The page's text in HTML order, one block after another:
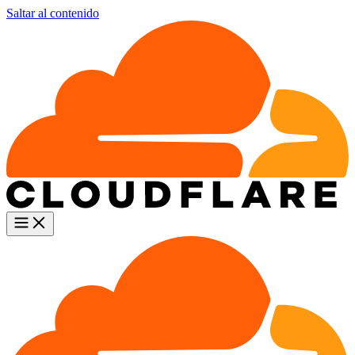
Saltar al contenido